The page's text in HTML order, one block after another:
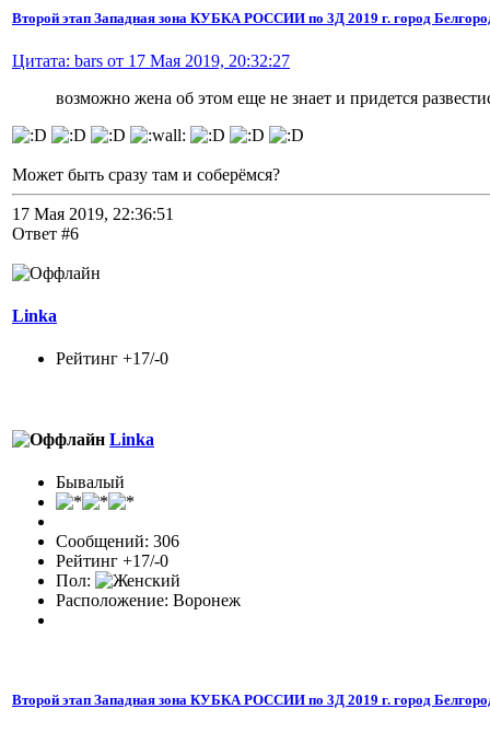
Второй этап Западная зона КУБКА РОССИИ по 3Д 2019 г. город
Цитата: bars от 17 Мая 2019, 20:32:27
возможно жена об этом еще не знает и придется
Может быть сразу там и соберёмся?
17 Мая 2019, 22:36:51
Ответ #6
Linka
Рейтинг +17/-0
Linka
Бывалый
Сообщений: 306
Рейтинг +17/-0
Пол:
Расположение: Воронеж
Второй этап Западная зона КУБКА РОССИИ по 3Д 2019 г. город